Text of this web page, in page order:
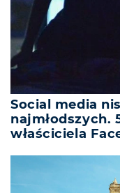
Social media
najmłodszych.
właściciela